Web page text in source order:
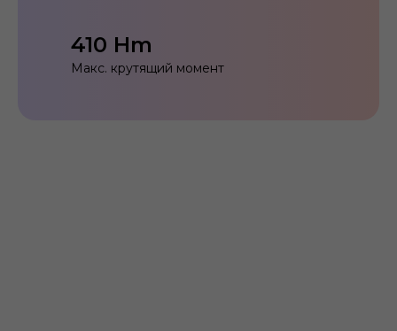
410 Hm
Макс. крутящий момент